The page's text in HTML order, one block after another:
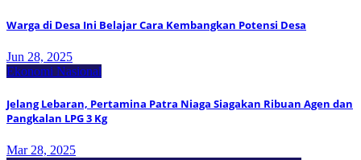
Warga di Desa Ini Belajar Cara Kembangkan Potensi Desa
Jun 28, 2025
Ekonomi Nasional
Jelang Lebaran, Pertamina Patra Niaga Siagakan Ribuan Agen dan
Pangkalan LPG 3 Kg
Mar 28, 2025